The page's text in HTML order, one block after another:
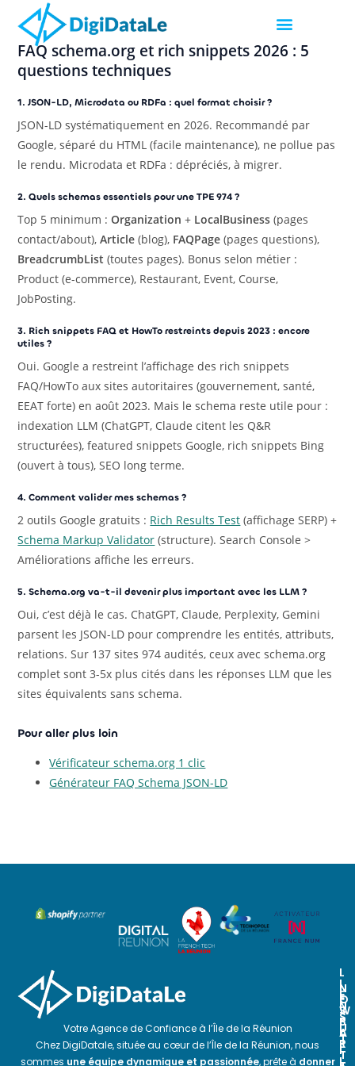
FAQ schema.org et rich snippets 2026 : 5
questions techniques
1. JSON-LD, Microdata ou RDFa : quel format choisir ?
JSON-LD systématiquement en 2026. Recommandé par
Google, séparé du HTML (facile maintenance), ne pollue pas
le rendu. Microdata et RDFa : dépréciés, à migrer.
2. Quels schemas essentiels pour une TPE 974 ?
Top 5 minimum :Organization + LocalBusiness (pages
contact/about),Article (blog), FAQPage (pages questions),
BreadcrumbList (toutes pages). Bonus selon métier :
Product (e-commerce), Restaurant, Event, Course,
JobPosting.
3. Rich snippets FAQ et HowTo restreints depuis 2023 : encore
utiles ?
Oui. Google a restreint l’affichage des rich snippets
FAQ/HowTo aux sites autoritaires (gouvernement, santé,
EEAT forte) en août 2023. Mais le schema reste utile pour :
indexation LLM (ChatGPT, Claude citent les Q&R
structurées), featured snippets Google, rich snippets Bing
(ouvert à tous), SEO long terme.
4. Comment valider mes schemas ?
2 outils Google gratuits : Rich Results Test (affichage SERP) +
Schema Markup Validator (structure). Search Console >
Améliorations affiche les erreurs.
5. Schema.org va-t-il devenir plus important avec les LLM ?
Oui, c’est déjà le cas. ChatGPT, Claude, Perplexity, Gemini
parsent les JSON-LD pour comprendre les entités, attributs,
relations. Sur 137 sites 974 audités, ceux avec schema.org
complet sont 3-5x plus cités dans les réponses LLM que les
sites équivalents sans schema.
Pour aller plus loin
Vérificateur schema.org 1 clic
Générateur FAQ Schema JSON-LD
Votre Agence de Confiance à l’Île de la Réunion
Chez DigiDatale, située au cœur de l’Île de la Réunion, nous
sommes une équipe dynamique et passionnée, prête à donner
L
I
E
N
S
U
T
I
L
N
O
S
P
A
R
T
N
E
W
S
L
E
T